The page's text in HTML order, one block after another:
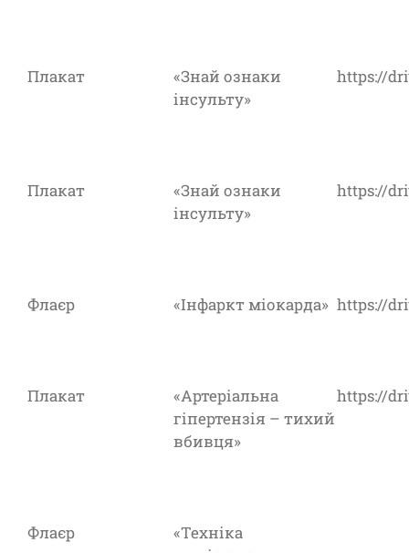
Плакат
«Знай ознаки
інсульту»
https://
Плакат
«Знай ознаки
інсульту»
https://
Флаєр «Інфаркт міокарда» https://
Плакат
«Артеріальна
гіпертензія – тихий
вбивця»
https://
Флаєр
«Техніка